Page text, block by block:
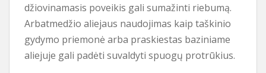
džiovinamasis poveikis gali sumažinti riebumą.
Arbatmedžio aliejaus naudojimas kaip taškinio
gydymo priemonė arba praskiestas baziniame
aliejuje gali padėti suvaldyti spuogų protrūkius.